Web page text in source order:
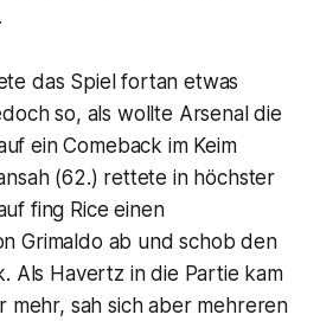
das Spiel fortan etwas
so, als wollte Arsenal die
ein Comeback im Keim
(62.) rettete in höchster
fing Rice einen
Grimaldo ab und schob den
Als Havertz in die Partie kam
mehr, sah sich aber mehreren